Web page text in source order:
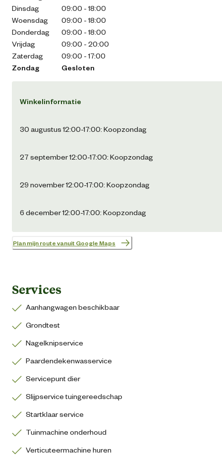
Dinsdag
09:00 - 18:00
Woensdag
09:00 - 18:00
Donderdag
09:00 - 18:00
Vrijdag
09:00 - 20:00
Zaterdag
09:00 - 17:00
Zondag
Gesloten
Winkelinformatie
30 augustus 12:00-17:00: Koopzondag
27 september 12:00-17:00: Koopzondag
29 november 12:00-17:00: Koopzondag
6 december 12:00-17:00: Koopzondag
Plan mijn route vanuit Google Maps
Services
Aanhangwagen beschikbaar
Grondtest
Nagelknipservice
Paardendekenwasservice
Servicepunt dier
Slijpservice tuingereedschap
Startklaar service
Tuinmachine onderhoud
Verticuteermachine huren